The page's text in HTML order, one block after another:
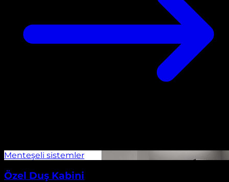
Özel Duş Kabini